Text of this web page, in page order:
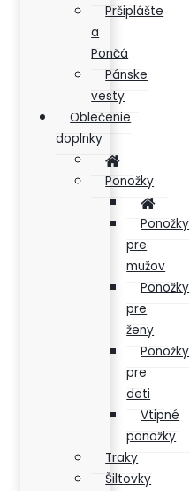
Pršiplášte
a
Pončá
Pánske
vesty
Oblečenie
doplnky
Ponožky
Ponožky
pre
mužov
Ponožky
pre
ženy
Ponožky
pre
deti
Vtipné
ponožky
Traky
Šiltovky